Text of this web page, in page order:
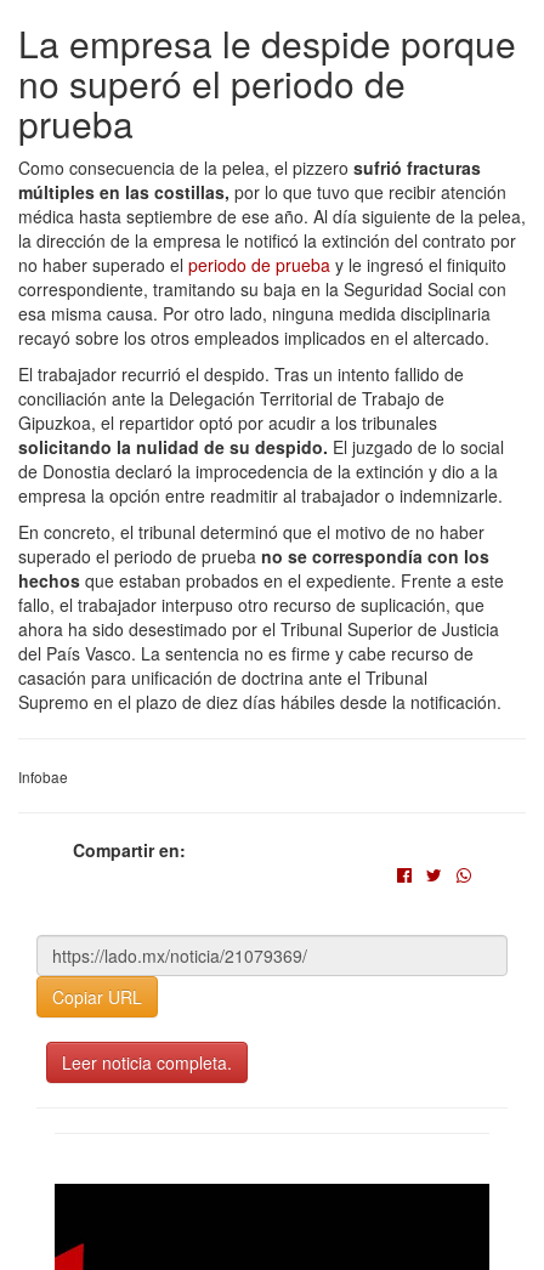
La empresa le despide porque
no superó el periodo de
prueba
Como consecuencia de la pelea, el pizzero sufrió fracturas
múltiples en las costillas, por lo que tuvo que recibir atención
médica hasta septiembre de ese año. Al día siguiente de la pelea,
la dirección de la empresa le notificó la extinción del contrato por
no haber superado el periodo de prueba y le ingresó el finiquito
correspondiente, tramitando su baja en la Seguridad Social con
esa misma causa. Por otro lado, ninguna medida disciplinaria
recayó sobre los otros empleados implicados en el altercado.
El trabajador recurrió el despido. Tras un intento fallido de
conciliación ante la Delegación Territorial de Trabajo de
Gipuzkoa, el repartidor optó por acudir a los tribunales
solicitando la nulidad de su despido. El juzgado de lo social
de Donostia declaró la improcedencia de la extinción y dio a la
empresa la opción entre readmitir al trabajador o indemnizarle.
En concreto, el tribunal determinó que el motivo de no haber
superado el periodo de prueba no se correspondía con los
hechos que estaban probados en el expediente. Frente a este
fallo, el trabajador interpuso otro recurso de suplicación, que
ahora ha sido desestimado por el Tribunal Superior de Justicia
del País Vasco. La sentencia no es firme y cabe recurso de
casación para unificación de doctrina ante el Tribunal
Supremo en el plazo de diez días hábiles desde la notificación.
Infobae
Compartir en:
Copiar URL
Leer noticia completa.